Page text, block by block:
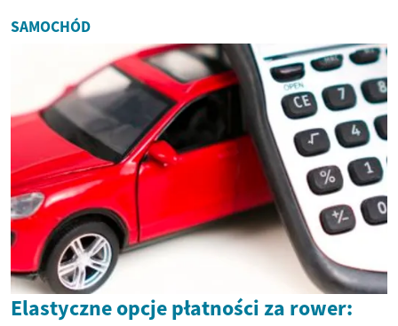
SAMOCHÓD
Elastyczne opcje płatności za rower: